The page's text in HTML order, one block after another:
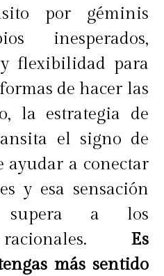
por géminis
inesperados,
flexibilidad para
de hacer las
la estrategia de
el signo de
ayudar a conectar
y esa sensación
a los
Es
más sentido